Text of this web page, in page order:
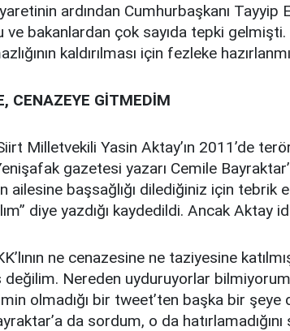
ardından Cumhurbaşkanı
ve bakanlardan çok sayıda tepki
kaldırılması için fezleke
CENAZEYE GİTMEDİM
Milletvekili Yasin Aktay’ın 2011’de
gazetesi yazarı Cemile
ailesine başsağlığı dilediğiniz için tebrik
diye yazdığı kaydedildi. Ancak Aktay
ne cenazesine ne taziyesine
Nereden uyduruyorlar
olmadığı bir tweet’ten başka bir şeye
da sordum, o da hatırlamadığını